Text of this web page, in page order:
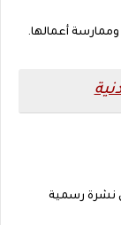
وممارسة أعمالها.
نشرة رسمية